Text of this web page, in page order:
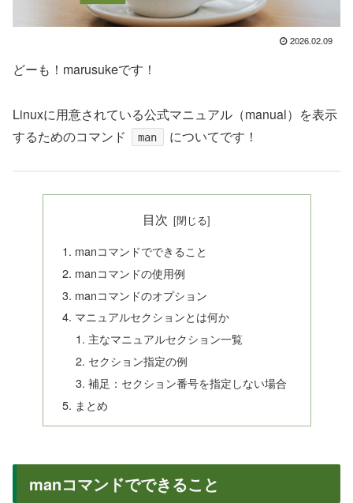
2026.02.09
どーも！marusukeです！
Linuxに用意されている公式マニュアル（manual）を表示
するためのコマンド
man についてです！
目次
manコマンドでできること
manコマンドの使用例
manコマンドのオプション
マニュアルセクションとは何か
主なマニュアルセクション一覧
セクション指定の例
補足：セクション番号を指定しない場合
まとめ
manコマンドでできること